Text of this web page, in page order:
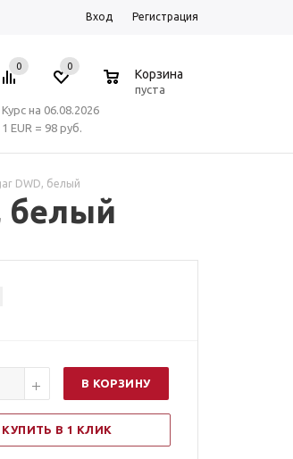
Вход Регистрация
0 0
Корзина
пуста
Курс на 06.08.2026
1 EUR = 98 руб.
DWD, белый
белый
В КОРЗИНУ
КУПИТЬ В 1 КЛИК